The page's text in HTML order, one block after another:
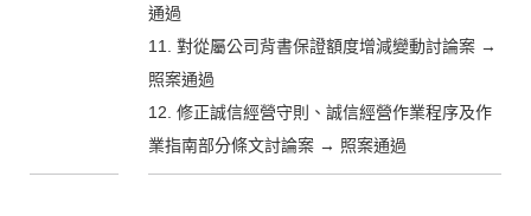
通過
11. 對從屬公司背書保證額度增減變動討論案 →
照案通過
12. 修正誠信經營守則、誠信經營作業程序及作
業指南部分條文討論案 → 照案通過